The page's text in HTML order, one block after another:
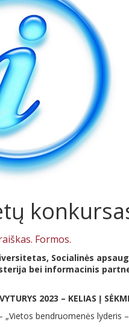
Formos.
Socialinės
bei informacinis
2023 – KELIAS Į
„Vietos bendruomenės lyderis